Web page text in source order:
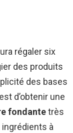
régaler six
des produits
des bases
d’obtenir une
fondantetrès
à